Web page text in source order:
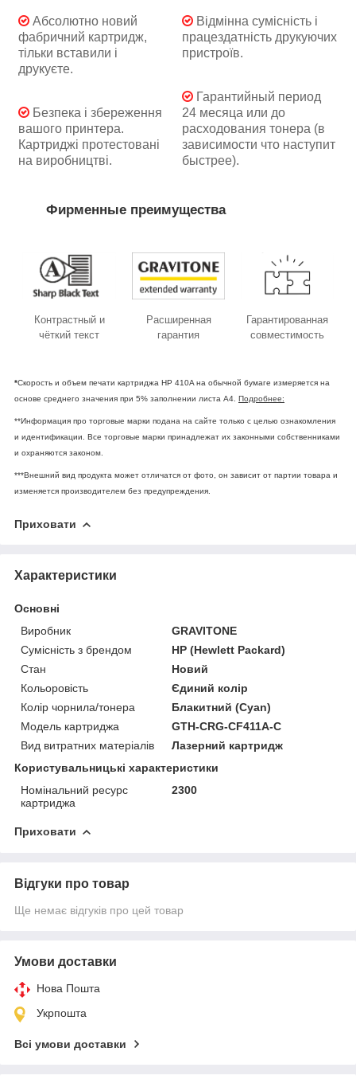
Абсолютно новий
фабричний картридж,
тільки вставили і
друкуєте.
Безпека і збереження
вашого принтера.
Картриджі протестовані
на виробництві.
Відмінна сумісність і
працездатність друкуючих
пристроїв.
Гарантийный период
24 месяца или до
расходования тонера (в
зависимости что наступит
быстрее).
Фирменные преимущества
Контрастный и
чёткий текст
Расширенная
гарантия
Гарантированная
совместимость
*Скорость и объем печати картриджа HP 410A на обычной бумаге измеряется на
основе среднего значения при 5% заполнении листа А4. Подробнее:
**Информация про торговые марки подана на сайте только с целью ознакомления
и идентификации. Все торговые марки принадлежат их законными собственниками
и охраняются законом.
***Внешний вид продукта может отличатся от фото, он зависит от партии товара и
изменяется производителем без предупреждения.
Приховати
Характеристики
Основні
Виробник
GRAVITONE
Сумісність з брендом
HP (Hewlett Packard)
Стан
Новий
Кольоровість
Єдиний колір
Колір чорнила/тонера
Блакитний (Cyan)
Модель картриджа
GTH-CRG-CF411A-C
Вид витратних матеріалів
Лазерний картридж
Користувальницькі характеристики
Номінальний ресурс
картриджа
2300
Приховати
Відгуки про товар
Ще немає відгуків про цей товар
Умови доставки
Нова Пошта
Укрпошта
Всі умови доставки